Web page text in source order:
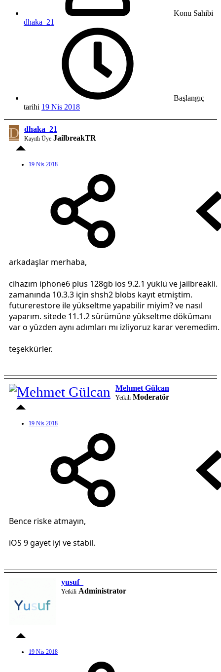
Konu Sahibi
dhaka_21
Başlangıç
tarihi 19 Nis 2018
D dhaka_21
Kayıtlı Üye JailbreakTR
19 Nis 2018
arkadaşlar merhaba,
cihazım iphone6 plus 128gb ios 9.2.1 yüklü ve jailbreakli.
zamanında 10.3.3 için shsh2 blobs kayıt etmiştim.
futurerestore ile yükseltme yapabilir miyim? ve nasıl
yaparım. sitede 11.1.2 sürümüne yükseltme dökümanı
var o yüzden aynı adımları mı izliyoruz karar veremedim.
teşekkürler.
Mehmet Gülcan
Yetkili Moderatör
19 Nis 2018
Bence riske atmayın,
iOS 9 gayet iyi ve stabil.
yusuf_
Yetkili Administrator
19 Nis 2018